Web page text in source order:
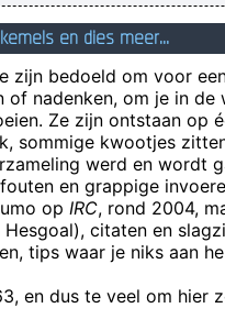
moet het maar allemaal weten!
it's very important. I don't
you except through this
on time before it's too late.
van de politie verwacht, maar
begripvolle agente aan de lijn
strategisch geplaatst: met de
en nét niet in het midden van
But it is assured, that you will
en dies meer...
zijn bedoeld om voor
of nadenken, om je in de
Ze zijn ontstaan op
sommige kwootjes
werd en wordt
en grappige
op IRC, rond 2004,
citaten en
tips waar je niks aan
en dus te veel om hier